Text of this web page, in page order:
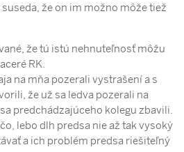
že on im možno môže tiež
že tú istú nehnuteľnosť môžu
RK.
na mňa pozerali vystrašení a s
že už sa ledva pozerali na
predchádzajúceho kolegu zbavili.
lebo dlh predsa nie až tak vysoký
a ich problém predsa riešiteľný